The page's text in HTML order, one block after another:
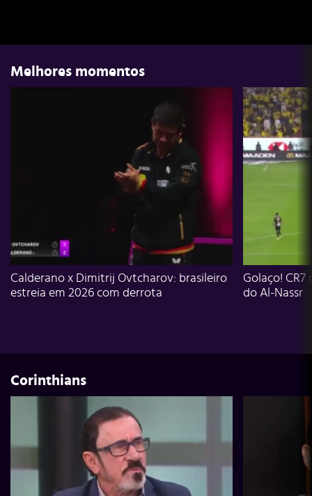
Melhores momentos
Calderano x Dimitrij Ovtcharov: brasileiro
estreia em 2026 com derrota
Golaço!
do Al-Nassr
Corinthians